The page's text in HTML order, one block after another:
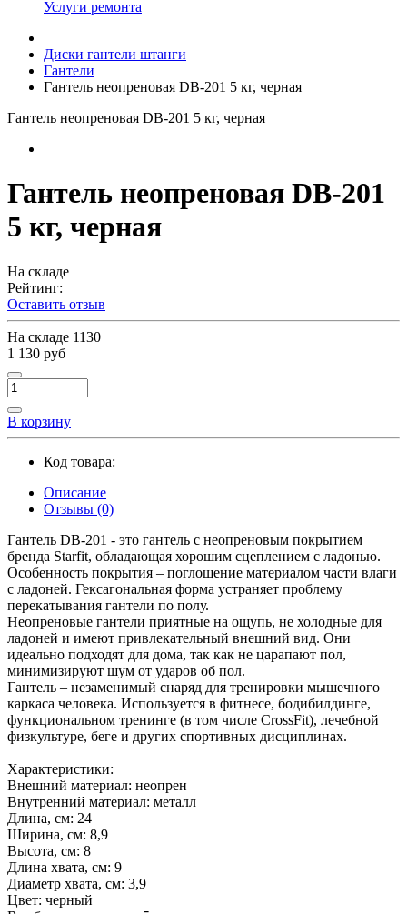
Услуги ремонта
Диски гантели штанги
Гантели
Гантель неопреновая DB-201 5 кг, черная
Гантель неопреновая DB-201 5 кг, черная
Гантель неопреновая DB-201
5 кг, черная
На складе
Рейтинг:
Оставить отзыв
На складе 1130
1 130 руб
В корзину
Код товара:
Описание
Отзывы (0)
Гантель DB-201 - это гантель с неопреновым покрытием
бренда Starfit, обладающая хорошим сцеплением с ладонью.
Особенность покрытия – поглощение материалом части влаги
с ладоней. Гексагональная форма устраняет проблему
перекатывания гантели по полу.
Неопреновые гантели приятные на ощупь, не холодные для
ладоней и имеют привлекательный внешний вид. Они
идеально подходят для дома, так как не царапают пол,
минимизируют шум от ударов об пол.
Гантель – незаменимый снаряд для тренировки мышечного
каркаса человека. Используется в фитнесе, бодибилдинге,
функциональном тренинге (в том числе CrossFit), лечебной
физкультуре, беге и других спортивных дисциплинах.
Характеристики:
Внешний материал: неопрен
Внутренний материал: металл
Длина, см: 24
Ширина, см: 8,9
Высота, см: 8
Длина хвата, см: 9
Диаметр хвата, см: 3,9
Цвет: черный